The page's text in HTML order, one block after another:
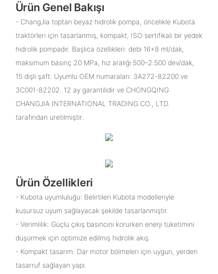
Ürün Genel Bakışı
- ChangJia toptan beyaz hidrolik pompa, öncelikle Kubota
traktörleri için tasarlanmış, kompakt, ISO sertifikalı bir yedek
hidrolik pompadır. Başlıca özellikleri: debi 16+8 ml/dak,
maksimum basınç 20 MPa, hız aralığı 500–2.500 dev/dak,
15 dişli şaft. Uyumlu OEM numaraları: 3A272-82200 ve
3C001-82202. 12 ay garantilidir ve CHONGQING
CHANGJIA INTERNATIONAL TRADING CO., LTD.
tarafından üretilmiştir.
Ürün Özellikleri
- Kubota uyumluluğu: Belirtilen Kubota modelleriyle
kusursuz uyum sağlayacak şekilde tasarlanmıştır.
- Verimlilik: Güçlü çıkış basıncını korurken enerji tüketimini
düşürmek için optimize edilmiş hidrolik akış.
- Kompakt tasarım: Dar motor bölmeleri için uygun, yerden
tasarruf sağlayan yapı.